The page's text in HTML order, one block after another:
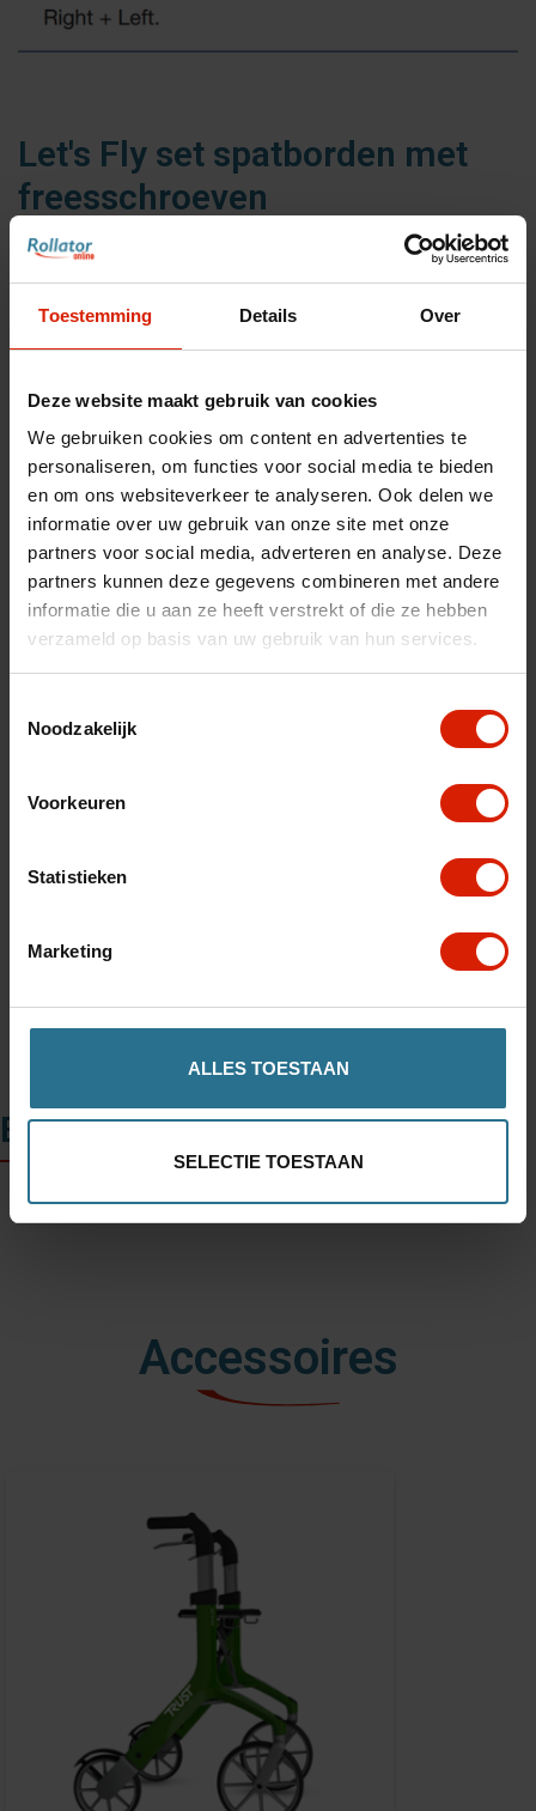
Toestemming Details Over
Deze website maakt gebruik van cookies
We gebruiken cookies om content en advertenties te
personaliseren, om functies voor social media te bieden
en om ons websiteverkeer te analyseren. Ook delen we
informatie over uw gebruik van onze site met onze
partners voor social media, adverteren en analyse. Deze
partners kunnen deze gegevens combineren met andere
informatie die u aan ze heeft verstrekt of die ze hebben
verzameld op basis van uw gebruik van hun services.
Noodzakelijk
Voorkeuren
Statistieken
Marketing
ALLES TOESTAAN
SELECTIE TOESTAAN
Let's Fly set spatborden met
freesschroeven
€15,23
Accessoires voor uw rollator
Maak uw rollator compleet met bijpassende
accessoires
Toon accessoires
Beschrijving
Accessoires